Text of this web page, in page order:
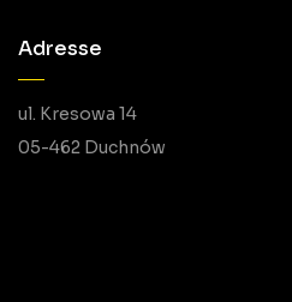
Adresse
ul. Kresowa 14
05-462 Duchnów